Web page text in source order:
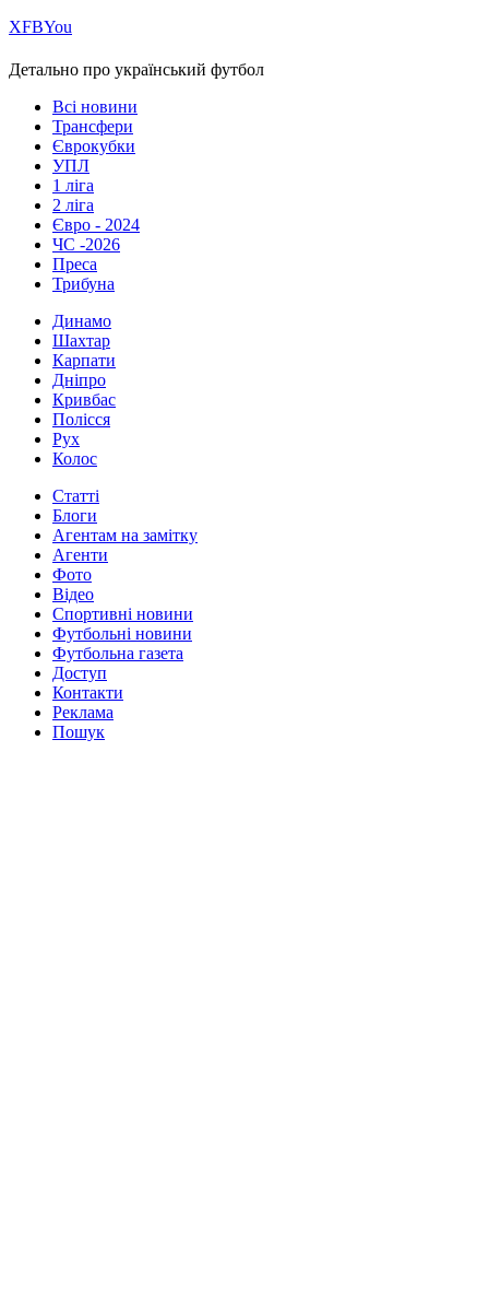
ХFBYou
Детально про український футбол
Всі новини
Трансфери
Єврокубки
УПЛ
1 ліга
2 ліга
Євро - 2024
ЧС -2026
Преса
Трибуна
Динамо
Шахтар
Карпати
Дніпро
Кривбас
Полісся
Рух
Колос
Статті
Блоги
Агентам на замітку
Агенти
Фото
Відео
Спортивні новини
Футбольні новини
Футбольна газета
Доступ
Контакти
Реклама
Пошук